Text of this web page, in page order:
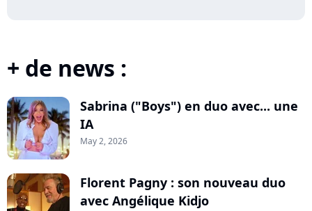
+ de news :
Sabrina ("Boys") en duo avec... une
IA
May 2, 2026
Florent Pagny : son nouveau duo
avec Angélique Kidjo